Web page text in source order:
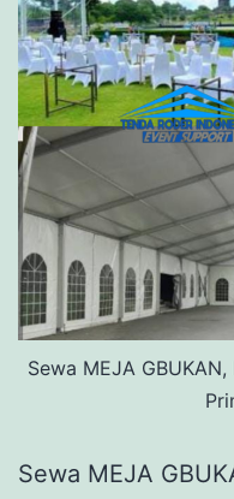
Sewa MEJA GBUKAN,
Sewa MEJA